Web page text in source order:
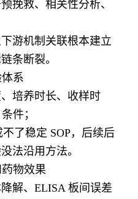
挽救、相关性分析、
游机制关联根本建立
条断裂。
系
培养时长、收样时
件；
了稳定 SOP，后续后
法沿用方法。
物效果
解、ELISA 板间误差